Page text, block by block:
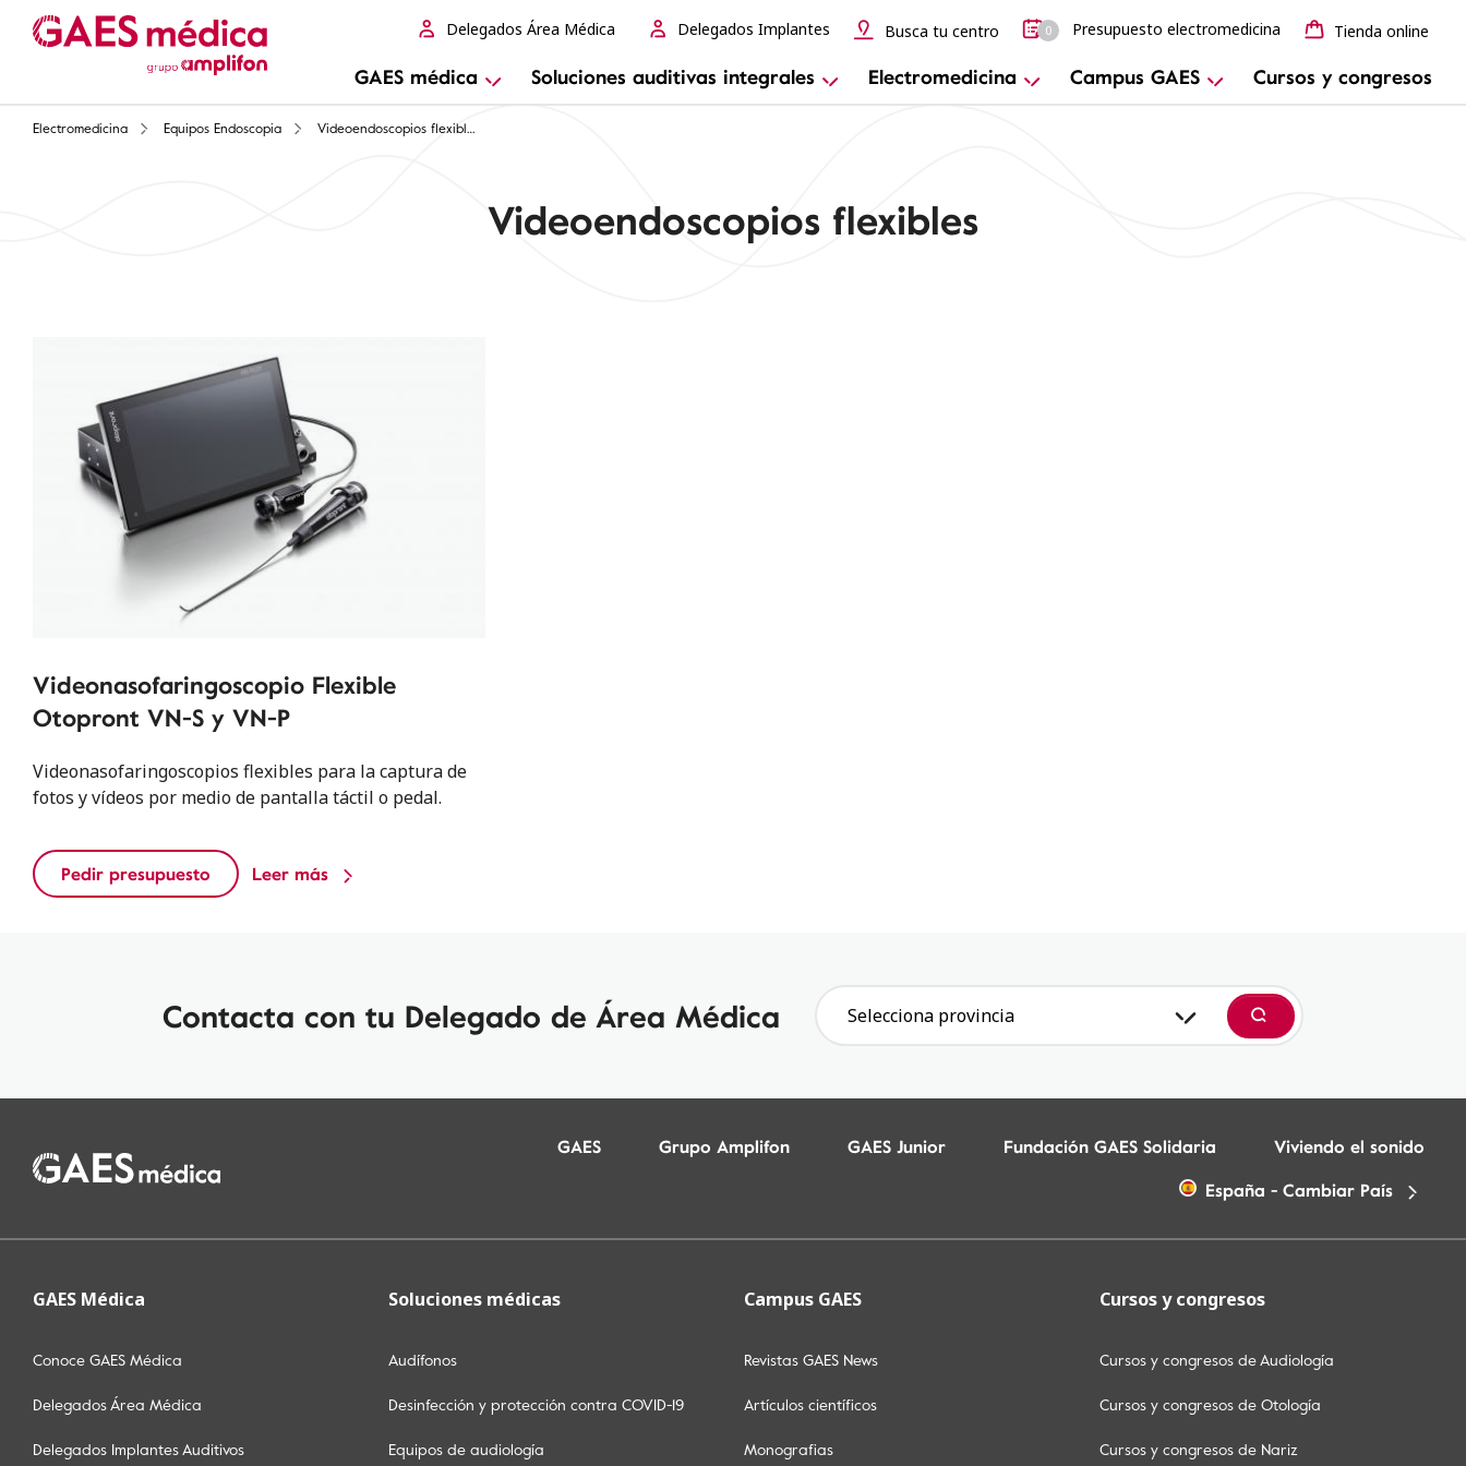
GAES médica Soluciones auditivas integrales Electromedicina Campus GAES Cursos y congresos
Delegados Área Médica Delegados Implantes Busca tu centro 0 Presupuesto electromedicina Tienda online
Electromedicina Equipos Endoscopia Videoendoscopios flexibles portátiles
Videoendoscopios flexibles
Videonasofaringoscopio Flexible
Otopront VN-S y VN-P
Videonasofaringoscopios flexibles para la captura de
fotos y vídeos por medio de pantalla táctil o pedal.
Pedir presupuesto Leer más
Contacta con tu Delegado de Área Médica Selecciona provincia
Buscar
GAES Grupo Amplifon GAES Junior Fundación GAES Solidaria
Viviendo el sonido
España - Cambiar País
GAES Médica
Conoce GAES Médica
Delegados Área Médica
Delegados Implantes Auditivos
Soluciones médicas
Audífonos
Desinfección y protección contra COVID-19
Equipos de audiología
Campus GAES
Revistas GAES News
Artículos científicos
Monografias
Cursos y congresos
Cursos y congresos de Audiología
Cursos y congresos de Otología
Cursos y congresos de Nariz